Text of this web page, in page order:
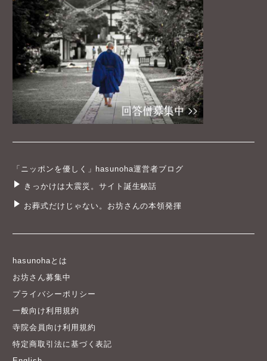
「ニッポンを優しく」hasunoha運営者ブログ
きっかけは大震災。サイト誕生秘話
お葬式だけじゃない。お坊さんの本領発揮
hasunohaとは
お坊さん募集中
プライバシーポリシー
一般向け利用規約
寺院会員向け利用規約
特定商取引法に基づく表記